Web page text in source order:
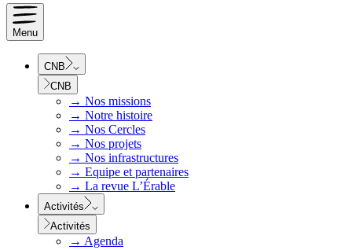
Menu
CNB
CNB
→ Nos missions
→ Notre histoire
→ Nos Cercles
→ Nos projets
→ Nos infrastructures
→ Equipe et partenaires
→ La revue L’Érable
Activités
Activités
→ Agenda